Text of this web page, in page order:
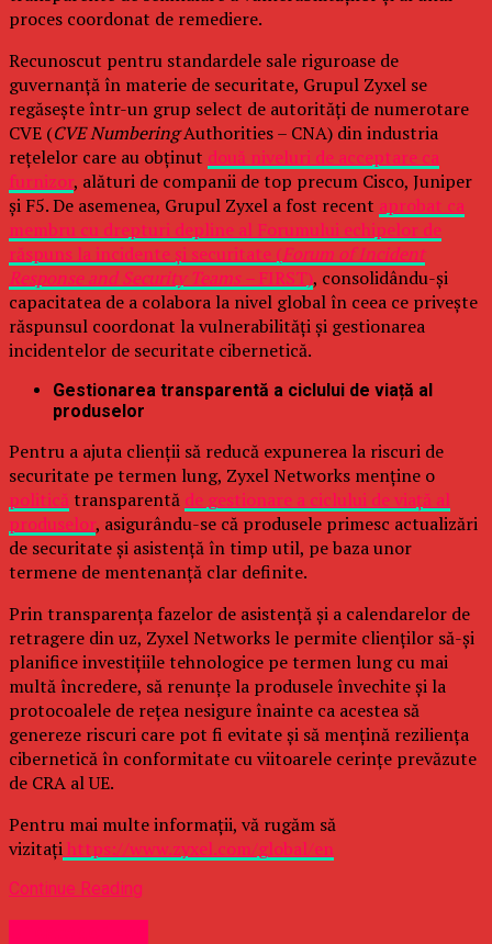
proces coordonat de remediere.
Recunoscut pentru standardele sale riguroase de
guvernanță în materie de securitate, Grupul Zyxel se
regăsește într-un grup select de autorități de numerotare
CVE (CVE NumberingAuthorities – CNA) din industria
rețelelor care au obținut două niveluri de acceptare ca
furnizor, alături de companii de top precum Cisco, Juniper
și F5. De asemenea, Grupul Zyxel a fost recent aprobat ca
membru cu drepturi depline al Forumului echipelor de
răspuns la incidente și securitate (Forum of Incident
Response and Security Teams –FIRST), consolidându-și
capacitatea de a colabora la nivel global în ceea ce privește
răspunsul coordonat la vulnerabilități și gestionarea
incidentelor de securitate cibernetică.
Gestionarea transparentă a ciclului de viață al
produselor
Pentru a ajuta clienții să reducă expunerea la riscuri de
securitate pe termen lung, Zyxel Networks menține o
politică transparentă de gestionare a ciclului de viață al
produselor, asigurându-se că produsele primesc actualizări
de securitate și asistență în timp util, pe baza unor
termene de mentenanță clar definite.
Prin transparența fazelor de asistență și a calendarelor de
retragere din uz, Zyxel Networks le permite clienților să-și
planifice investițiile tehnologice pe termen lung cu mai
multă încredere, să renunțe la produsele învechite și la
protocoalele de rețea nesigure înainte ca acestea să
genereze riscuri care pot fi evitate și să mențină reziliența
cibernetică în conformitate cu viitoarele cerințe prevăzute
de CRA al UE.
Pentru mai multe informații, vă rugăm să
vizitațihttps://www.zyxel.com/global/en
Continue Reading